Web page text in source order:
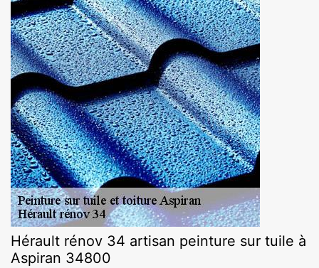
Hérault rénov 34 artisan peinture sur tuile à
Aspiran 34800